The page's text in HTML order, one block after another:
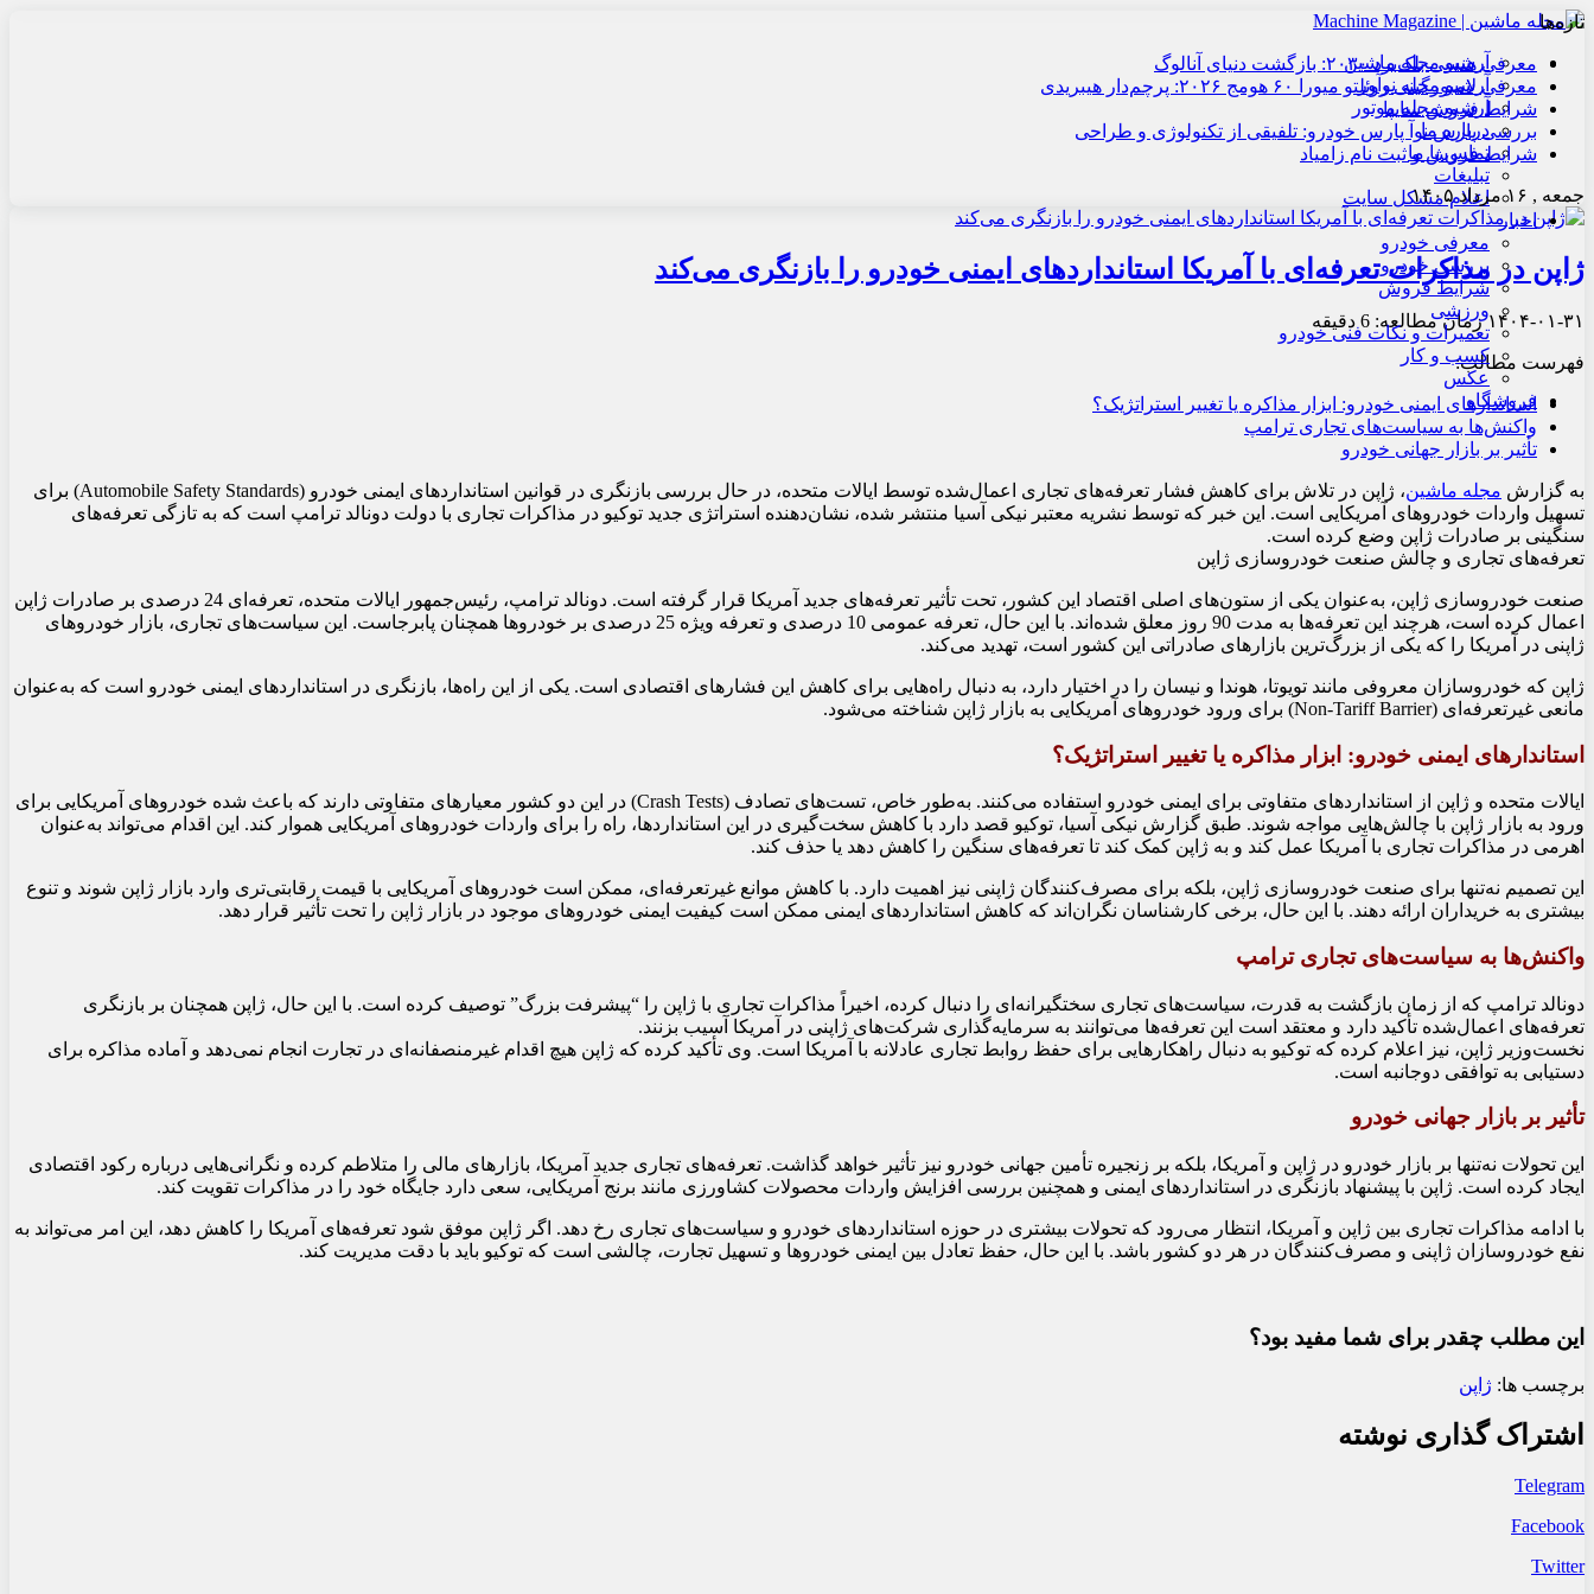
آرشیو مجله ماشین
آرشیو مجله نوآور
آرشیو مجله موتور
درباره ما
تماس با ما
تبلیغات
اعلام مشکل سایت
اخبار
معرفی خودرو
بررسی خودرو
شرایط فروش
ورزشی
تعمیرات و نکات فنی خودرو
کسب و کار
عکس
فروشگاه
تازه‌ها
معرفی هنسی بلک‌برد ۲۰۳۰: بازگشت دنیای آنالوگ
معرفی لامبورگینی روئلتو میورا ۶۰ هومج ۲۰۲۶: پرچم‌دار هیبریدی
شرایط فروش سایپا
بررسی پارس نوآ پارس خودرو: تلفیقی از تکنولوژی و طراحی
شرایط فروش و ثبت نام زامیاد
جمعه , ۱۶ مرداد ۱۴۰۵
ژاپن در مذاکرات تعرفه‌ای با آمریکا استانداردهای ایمنی خودرو را بازنگری می‌کند
۱۴۰۴-۰۱-۳۱زمان مطالعه: 6 دقیقه
فهرست مطالب:
استاندارهای ایمنی خودرو: ابزار مذاکره یا تغییر استراتژیک؟
واکنش‌ها به سیاست‌های تجاری ترامپ
تأثیر بر بازار جهانی خودرو
به گزارش مجله ماشین
، ژاپن در تلاش برای کاهش فشار تعرفه‌های تجاری اعمال‌شده توسط ایالات متحده، در حال بررسی بازنگری در قوانین استانداردهای ایمنی خودرو (Automobile Safety Standards) برای
تسهیل واردات خودروهای آمریکایی است. این خبر که توسط نشریه معتبر نیکی آسیا منتشر شده، نشان‌دهنده استراتژی جدید توکیو در مذاکرات تجاری با دولت دونالد ترامپ است که به تازگی تعرفه‌های
سنگینی بر صادرات ژاپن وضع کرده است.
تعرفه‌های تجاری و چالش صنعت خودروسازی ژاپن
صنعت خودروسازی ژاپن، به‌عنوان یکی از ستون‌های اصلی اقتصاد این کشور، تحت تأثیر تعرفه‌های جدید آمریکا قرار گرفته است. دونالد ترامپ، رئیس‌جمهور ایالات متحده، تعرفه‌ای 24 درصدی بر صادرات ژاپن
اعمال کرده است، هرچند این تعرفه‌ها به مدت 90 روز معلق شده‌اند. با این حال، تعرفه عمومی 10 درصدی و تعرفه ویژه 25 درصدی بر خودروها همچنان پابرجاست. این سیاست‌های تجاری، بازار خودروهای
ژاپنی در آمریکا را که یکی از بزرگ‌ترین بازارهای صادراتی این کشور است، تهدید می‌کند.
ژاپن که خودروسازان معروفی مانند تویوتا، هوندا و نیسان را در اختیار دارد، به دنبال راه‌هایی برای کاهش این فشارهای اقتصادی است. یکی از این راه‌ها، بازنگری در استانداردهای ایمنی خودرو است که به‌عنوان
مانعی غیرتعرفه‌ای (Non-Tariff Barrier) برای ورود خودروهای آمریکایی به بازار ژاپن شناخته می‌شود.
استاندارهای ایمنی خودرو: ابزار مذاکره یا تغییر استراتژیک؟
ایالات متحده و ژاپن از استانداردهای متفاوتی برای ایمنی خودرو استفاده می‌کنند. به‌طور خاص، تست‌های تصادف (Crash Tests) در این دو کشور معیارهای متفاوتی دارند که باعث شده خودروهای آمریکایی برای
ورود به بازار ژاپن با چالش‌هایی مواجه شوند. طبق گزارش نیکی آسیا، توکیو قصد دارد با کاهش سخت‌گیری در این استانداردها، راه را برای واردات خودروهای آمریکایی هموار کند. این اقدام می‌تواند به‌عنوان
اهرمی در مذاکرات تجاری با آمریکا عمل کند و به ژاپن کمک کند تا تعرفه‌های سنگین را کاهش دهد یا حذف کند.
این تصمیم نه‌تنها برای صنعت خودروسازی ژاپن، بلکه برای مصرف‌کنندگان ژاپنی نیز اهمیت دارد. با کاهش موانع غیرتعرفه‌ای، ممکن است خودروهای آمریکایی با قیمت رقابتی‌تری وارد بازار ژاپن شوند و تنوع
بیشتری به خریداران ارائه دهند. با این حال، برخی کارشناسان نگران‌اند که کاهش استانداردهای ایمنی ممکن است کیفیت ایمنی خودروهای موجود در بازار ژاپن را تحت تأثیر قرار دهد.
واکنش‌ها به سیاست‌های تجاری ترامپ
دونالد ترامپ که از زمان بازگشت به قدرت، سیاست‌های تجاری سختگیرانه‌ای را دنبال کرده، اخیراً مذاکرات تجاری با ژاپن را “پیشرفت بزرگ” توصیف کرده است. با این حال، ژاپن همچنان بر بازنگری
تعرفه‌های اعمال‌شده تأکید دارد و معتقد است این تعرفه‌ها می‌توانند به سرمایه‌گذاری شرکت‌های ژاپنی در آمریکا آسیب بزنند.
نخست‌وزیر ژاپن، نیز اعلام کرده که توکیو به دنبال راهکارهایی برای حفظ روابط تجاری عادلانه با آمریکا است. وی تأکید کرده که ژاپن هیچ اقدام غیرمنصفانه‌ای در تجارت انجام نمی‌دهد و آماده مذاکره برای
دستیابی به توافقی دوجانبه است.
تأثیر بر بازار جهانی خودرو
این تحولات نه‌تنها بر بازار خودرو در ژاپن و آمریکا، بلکه بر زنجیره تأمین جهانی خودرو نیز تأثیر خواهد گذاشت. تعرفه‌های تجاری جدید آمریکا، بازارهای مالی را متلاطم کرده و نگرانی‌هایی درباره رکود اقتصادی
ایجاد کرده است. ژاپن با پیشنهاد بازنگری در استانداردهای ایمنی و همچنین بررسی افزایش واردات محصولات کشاورزی مانند برنج آمریکایی، سعی دارد جایگاه خود را در مذاکرات تقویت کند.
با ادامه مذاکرات تجاری بین ژاپن و آمریکا، انتظار می‌رود که تحولات بیشتری در حوزه استانداردهای خودرو و سیاست‌های تجاری رخ دهد. اگر ژاپن موفق شود تعرفه‌های آمریکا را کاهش دهد، این امر می‌تواند به
نفع خودروسازان ژاپنی و مصرف‌کنندگان در هر دو کشور باشد. با این حال، حفظ تعادل بین ایمنی خودروها و تسهیل تجارت، چالشی است که توکیو باید با دقت مدیریت کند.
این مطلب چقدر برای شما مفید بود؟
برچسب ها: ژاپن
اشتراک گذاری نوشته
Telegram
Facebook
Twitter